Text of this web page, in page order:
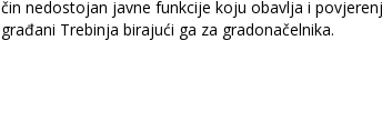
čin nedostojan javne funkcije koju obavlja i
građani Trebinja birajući ga za gradonačelnika.